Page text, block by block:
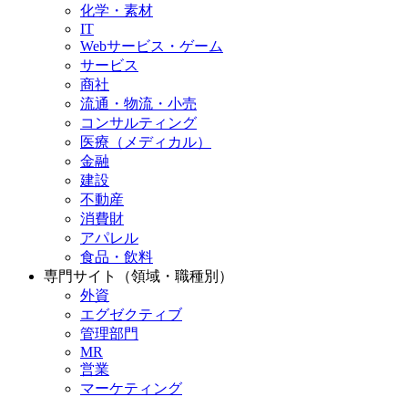
化学・素材
IT
Webサービス・ゲーム
サービス
商社
流通・物流・小売
コンサルティング
医療（メディカル）
金融
建設
不動産
消費財
アパレル
食品・飲料
専門サイト（領域・職種別）
外資
エグゼクティブ
管理部門
MR
営業
マーケティング